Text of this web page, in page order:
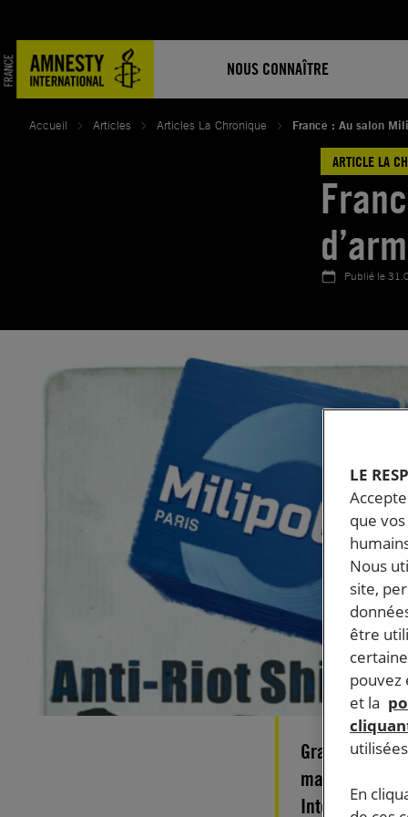
NOUS CONNAÎTRE
contenu
Accueil Articles Articles La Chronique France : Au salon
ARTICLE LA
Publié le
Grand raout
maintien de
International
LE
que
Nous
site,
être
pouvez
et la
En